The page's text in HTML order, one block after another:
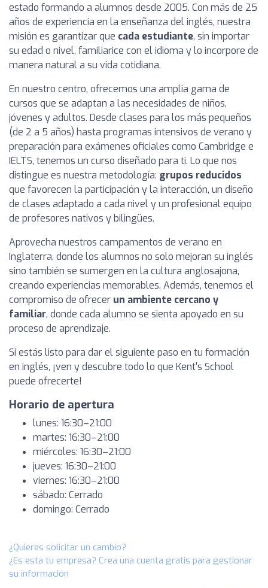
estado formando a alumnos desde 2005. Con más de 25
años de experiencia en la enseñanza del inglés, nuestra
misión es garantizar que cada estudiante, sin importar
su edad o nivel, familiarice con el idioma y lo incorpore de
manera natural a su vida cotidiana.
En nuestro centro, ofrecemos una amplia gama de
cursos que se adaptan a las necesidades de niños,
jóvenes y adultos. Desde clases para los más pequeños
(de 2 a 5 años) hasta programas intensivos de verano y
preparación para exámenes oficiales como Cambridge e
IELTS, tenemos un curso diseñado para ti. Lo que nos
distingue es nuestra metodología: grupos reducidos
que favorecen la participación y la interacción, un diseño
de clases adaptado a cada nivel y un profesional equipo
de profesores nativos y bilingües.
Aprovecha nuestros campamentos de verano en
Inglaterra, donde los alumnos no solo mejoran su inglés
sino también se sumergen en la cultura anglosajona,
creando experiencias memorables. Además, tenemos el
compromiso de ofrecer un ambiente cercano y
familiar, donde cada alumno se sienta apoyado en su
proceso de aprendizaje.
Si estás listo para dar el siguiente paso en tu formación
en inglés, ¡ven y descubre todo lo que Kent's School
puede ofrecerte!
Horario de apertura
lunes: 16:30–21:00
martes: 16:30–21:00
miércoles: 16:30–21:00
jueves: 16:30–21:00
viernes: 16:30–21:00
sábado: Cerrado
domingo: Cerrado
¿Quieres solicitar un cambio?
¿Es esta tu empresa? Crea una cuenta gratis para gestionar
su información